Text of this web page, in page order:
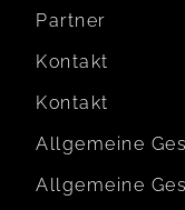
Partner
Kontakt
Kontakt
Allgemeine
Allgemeine